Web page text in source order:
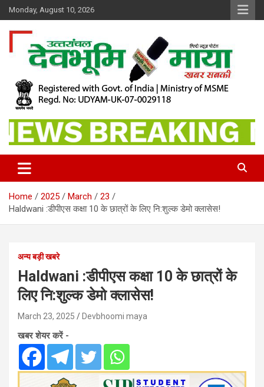
Skip
to
content
Monday, August 10, 2026
Dev Bhoomi Maya
Home 2025 March
23
Haldwani :डीपीएस कक्षा 10 के छात्रों के लिए नि:शुल्क डेमो क्लासेस!
अन्य बड़ी खबरे
Haldwani :डीपीएस कक्षा 10 के छात्रों के
लिए नि:शुल्क डेमो क्लासेस!
March 23, 2025 Devbhoomi maya
खबर शेयर करें -